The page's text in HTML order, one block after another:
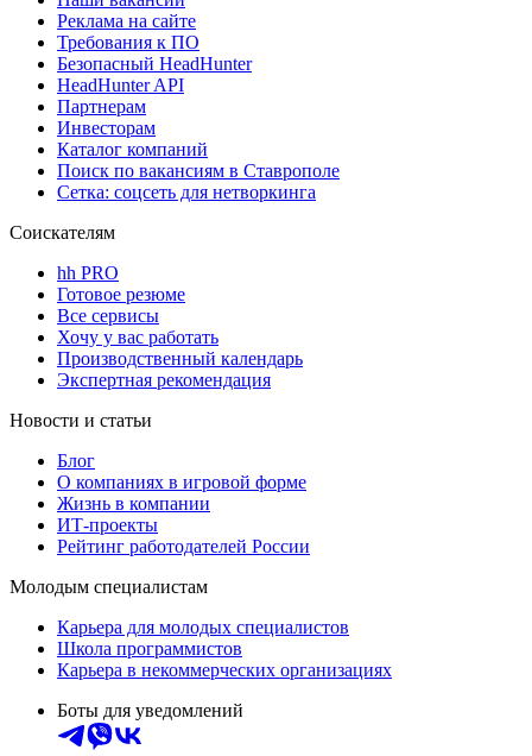
Реклама на сайте
Требования к ПО
Безопасный HeadHunter
HeadHunter API
Партнерам
Инвесторам
Каталог компаний
Поиск по вакансиям в Ставрополе
Сетка: соцсеть для нетворкинга
Соискателям
hh PRO
Готовое резюме
Все сервисы
Хочу у вас работать
Производственный календарь
Экспертная рекомендация
Новости и статьи
Блог
О компаниях в игровой форме
Жизнь в компании
ИТ-проекты
Рейтинг работодателей России
Молодым специалистам
Карьера для молодых специалистов
Школа программистов
Карьера в некоммерческих организациях
Боты для уведомлений